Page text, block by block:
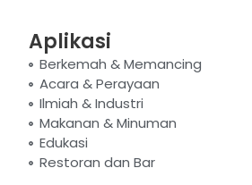
Aplikasi
Berkemah & Memancing
Acara & Perayaan
Ilmiah & Industri
Makanan & Minuman
Edukasi
Restoran dan Bar